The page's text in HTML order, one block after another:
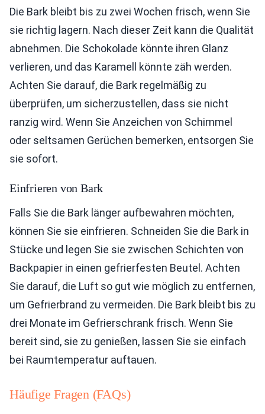
Die Bark bleibt bis zu zwei Wochen frisch, wenn Sie
sie richtig lagern. Nach dieser Zeit kann die Qualität
abnehmen. Die Schokolade könnte ihren Glanz
verlieren, und das Karamell könnte zäh werden.
Achten Sie darauf, die Bark regelmäßig zu
überprüfen, um sicherzustellen, dass sie nicht
ranzig wird. Wenn Sie Anzeichen von Schimmel
oder seltsamen Gerüchen bemerken, entsorgen Sie
sie sofort.
Einfrieren von Bark
Falls Sie die Bark länger aufbewahren möchten,
können Sie sie einfrieren. Schneiden Sie die Bark in
Stücke und legen Sie sie zwischen Schichten von
Backpapier in einen gefrierfesten Beutel. Achten
Sie darauf, die Luft so gut wie möglich zu entfernen,
um Gefrierbrand zu vermeiden. Die Bark bleibt bis zu
drei Monate im Gefrierschrank frisch. Wenn Sie
bereit sind, sie zu genießen, lassen Sie sie einfach
bei Raumtemperatur auftauen.
Häufige Fragen (FAQs)